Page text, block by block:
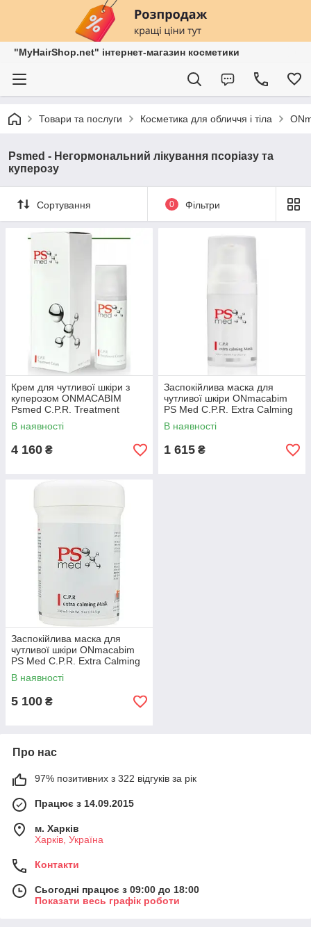
"MyHairShop.net" інтернет-магазин косметики
Товари та послуги Косметика для обличчя і тіла
Psmed - Негормональний лікування псоріазу та
куперозу
Сортування 0 Фільтри
Крем для чутливої шкіри з
куперозом ONMACABIM
Psmed C.P.R. Treatment
Cream
В наявності
4 160 ₴
Заспокійлива маска для
чутливої шкіри ONmacabim
PS Med C.P.R. Extra Calming
Mask 30 ml
В наявності
1 615 ₴
Заспокійлива маска для
чутливої шкіри ONmacabim
PS Med C.P.R. Extra Calming
Mask 250 ml
В наявності
5 100 ₴
Про нас
97% позитивних з 322 відгуків за рік
Працює з 14.09.2015
м. Харків
Харків, Україна
Контакти
Сьогодні працює з 09:00 до 18:00
Показати весь графік роботи